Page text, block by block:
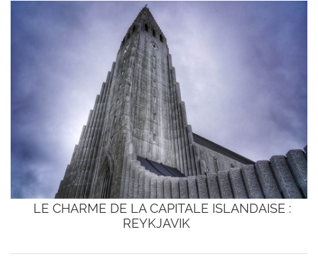
LE CHARME DE LA CAPITALE ISLANDAISE :
REYKJAVIK